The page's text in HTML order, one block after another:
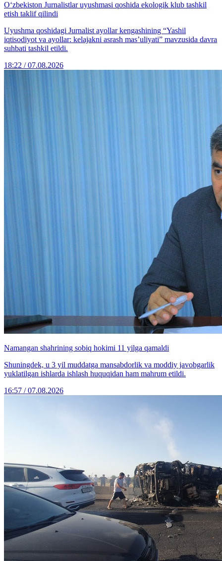
O‘zbekiston Jurnalistlar uyushmasi qoshida ekologik klub tashkil
etish taklif qilindi
Uyushma qoshidagi Jurnalist ayollar kengashining “Yashil
iqtisodiyot va ayollar: kelajakni asrash mas’uliyati” mavzusida davra
suhbati tashkil etildi.
18:22 / 07.08.2026
Namangan shahrining sobiq hokimi 11 yilga qamaldi
Shuningdek, u 3 yil muddatga mansabdorlik va moddiy javobgarlik
yuklatilgan ishlarda ishlash huquqidan ham mahrum etildi.
16:57 / 07.08.2026